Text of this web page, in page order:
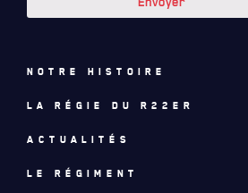
Notre histoire
La régie du R22eR
Actualités
Le régiment